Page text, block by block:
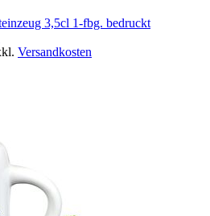
3,5cl 1-fbg. bedruckt
Versandkosten